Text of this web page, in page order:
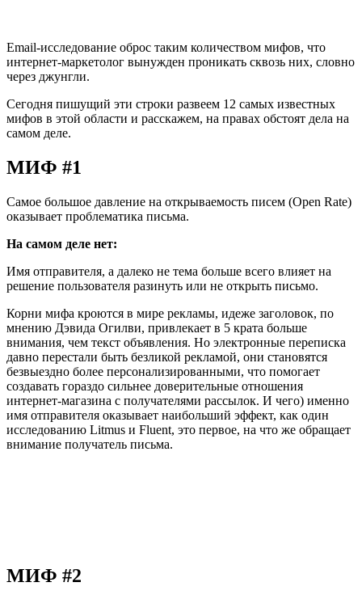
Email-исследование оброс таким количеством мифов, что
интернет-маркетолог вынужден проникать сквозь них, словно
через джунгли.
Сегодня пишущий эти строки развеем 12 самых известных
мифов в этой области и расскажем, на правах обстоят дела на
самом деле.
МИФ #1
Самое большое давление на открываемость писем (Open Rate)
оказывает проблематика письма.
На самом деле нет:
Имя отправителя, а далеко не тема больше всего влияет на
решение пользователя разинуть или не открыть письмо.
Корни мифа кроются в мире рекламы, идеже заголовок, по
мнению Дэвида Огилви, привлекает в 5 крата больше
внимания, чем текст объявления. Но электронные переписка
давно перестали быть безликой рекламой, они становятся
безвыездно более персонализированными, что помогает
создавать гораздо сильнее доверительные отношения
интернет-магазина с получателями рассылок. И чего) именно
имя отправителя оказывает наибольший эффект, как один
исследованию Litmus и Fluent, это первое, на что же обращает
внимание получатель письма.
МИФ #2